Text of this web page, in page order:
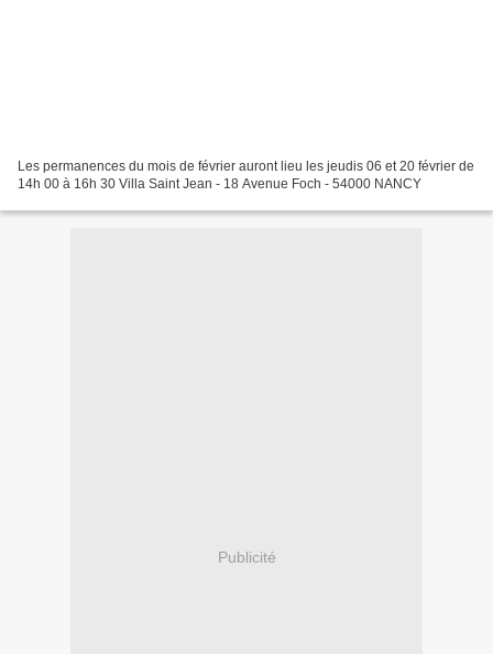
Les permanences du mois de février auront lieu les jeudis 06 et 20 février de
14h 00 à 16h 30 Villa Saint Jean - 18 Avenue Foch - 54000 NANCY
Publicité